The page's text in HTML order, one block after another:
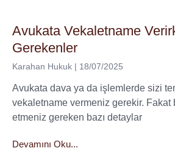
Avukata Vekaletname
Gerekenler
Karahan Hukuk 18/07/2025
Avukata dava ya da işlemlerde sizi
vekaletname vermeniz gerekir. Fakat
etmeniz gereken bazı detaylar
Devamını Oku...